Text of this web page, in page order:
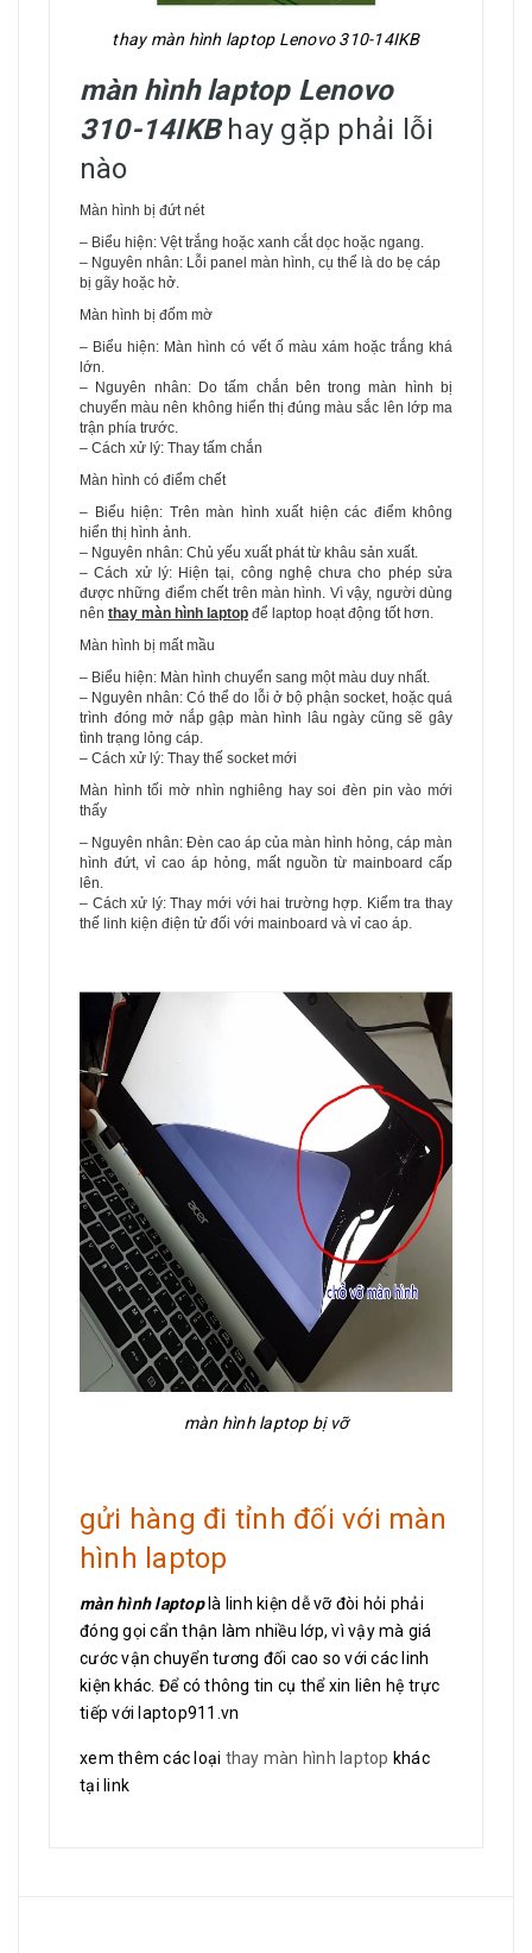
thay màn hình laptop Lenovo 310-14IKB
màn hình laptop Lenovo
310-14IKBhay gặp phải lỗi
nào
Màn hình bị đứt nét
– Biểu hiện: Vệt trắng hoặc xanh cắt dọc hoặc ngang.
– Nguyên nhân: Lỗi panel màn hình, cụ thể là do bẹ cáp
bị gãy hoặc hở.
Màn hình bị đốm mờ
– Biểu hiện: Màn hình có vết ố màu xám hoặc trắng khá
lớn.
– Nguyên nhân: Do tấm chắn bên trong màn hình bị
chuyển màu nên không hiển thị đúng màu sắc lên lớp ma
trận phía trước.
– Cách xử lý: Thay tấm chắn
Màn hình có điểm chết
– Biểu hiện: Trên màn hình xuất hiện các điểm không
hiển thị hình ảnh.
– Nguyên nhân: Chủ yếu xuất phát từ khâu sản xuất.
– Cách xử lý: Hiện tại, công nghệ chưa cho phép sửa
được những điểm chết trên màn hình. Vì vậy, người dùng
nên thay màn hình laptop để laptop hoạt động tốt hơn.
Màn hình bị mất mầu
– Biểu hiện: Màn hình chuyển sang một màu duy nhất.
– Nguyên nhân: Có thể do lỗi ở bộ phận socket, hoặc quá
trình đóng mở nắp gập màn hình lâu ngày cũng sẽ gây
tình trạng lỏng cáp.
– Cách xử lý: Thay thế socket mới
Màn hình tối mờ nhìn nghiêng hay soi đèn pin vào mới
thấy
– Nguyên nhân: Đèn cao áp của màn hình hỏng, cáp màn
hình đứt, vỉ cao áp hỏng, mất nguồn từ mainboard cấp
lên.
– Cách xử lý: Thay mới với hai trường hợp. Kiểm tra thay
thế linh kiện điện tử đối với mainboard và vỉ cao áp.
màn hình laptop bị vỡ
gửi hàng đi tỉnh đối với màn
hình laptop
màn hình laptoplà linh kiện dễ vỡ đòi hỏi phải
đóng gọi cẩn thận làm nhiều lớp, vì vậy mà giá
cước vận chuyển tương đối cao so với các linh
kiện khác. Để có thông tin cụ thể xin liên hệ trực
tiếp với laptop911.vn
xem thêm các loại thay màn hình laptop khác
tại link